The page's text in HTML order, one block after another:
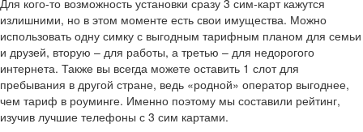
Для кого-то возможность установки сразу 3 сим-карт кажутся
излишними, но в этом моменте есть свои имущества. Можно
использовать одну симку с выгодным тарифным планом для семьи
и друзей, вторую – для работы, а третью – для недорогого
интернета. Также вы всегда можете оставить 1 слот для
пребывания в другой стране, ведь «родной» оператор выгоднее,
чем тариф в роуминге. Именно поэтому мы составили рейтинг,
изучив лучшие телефоны с 3 сим картами.